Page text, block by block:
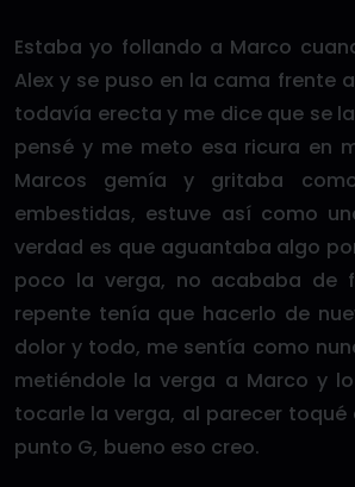
Estaba yo follando a Marco
Alex y se puso en la cama frente
todavía erecta y me dice que se
pensé y me meto esa ricura en
Marcos gemía y gritaba
embestidas, estuve así como
verdad es que aguantaba algo
poco la verga, no acababa de
repente tenía que hacerlo de
dolor y todo, me sentía como
metiéndole la verga a Marco y
tocarle la verga, al parecer
punto G, bueno eso creo.